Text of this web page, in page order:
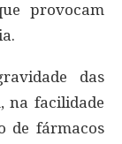
provocam
das
na facilidade
de fármacos